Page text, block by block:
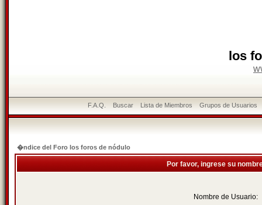
los
F.A.Q. Buscar Lista de Miembros Grupos de Usuarios
�ndice del Foro los foros de nódulo
Por favor, ingrese su
Nombre de Usuario: